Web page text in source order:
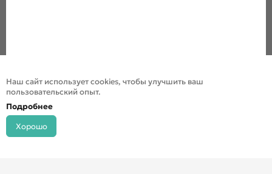
Наш сайт использует cookies, чтобы улучшить ваш
пользовательский опыт.
Подробнее
Хорошо